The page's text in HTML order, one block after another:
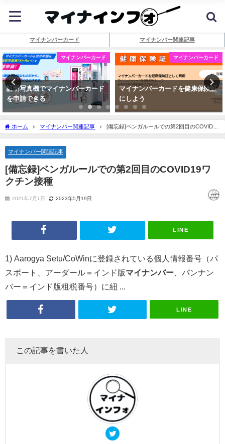
マイナンバーカード マイナンバー関連記事
マイナンバーカード
証明写真機でマイナンバーカード
を申請できる
マイナンバーカード
マイナンバーカードを健康保険証
にしよう
ホーム マイナンバー関連記事
[備忘録]ベンガルールでの第2回目のCOVID19
ワクチン接種
マイナンバー関連記事
[備忘録]ベンガルールでの第2回目のCOVID19ワ
クチン接種
2021年7月1日 2023年5月19日
LINE
1) Aarogya Setu/CoWinに登録されている個人情報番号（パ
スポート、アーダール＝インド版マイナンバー 、パンナン
バー＝インド版租税番号）に紐 ...
LINE
この記事を書いた人